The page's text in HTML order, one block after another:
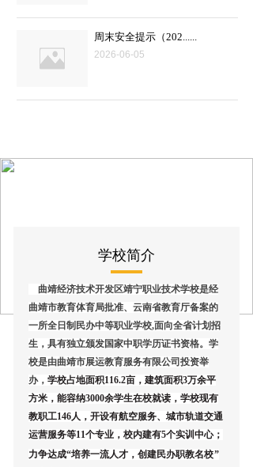
周末安全提示（202......
2026-06-05
学校简介
曲靖经济技术开发区靖宁职业技术学校是经
曲靖市教育体育局批准、云南省教育厅备案的
一所全日制民办中等职业学校,面向全省计划招
生，具有独立颁发国家中职学历证书资格。学
校是由曲靖市展运教育服务有限公司投资举
办， 学校占地面积116.2亩，建筑面积3万余平
方米，能容纳3000余学生在校就读，学校现有
教职工146人，开设有航空服务、城市轨道交通
运营服务等11个专业，校内建有5个实训中心；
力争达成“培养一流人才，创建民办职教名校”